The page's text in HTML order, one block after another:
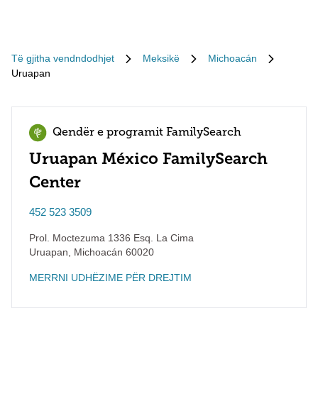
Të gjitha vendndodhjet Meksikë
Michoacán
Uruapan
Qendër e programit FamilySearch
Uruapan México FamilySearch
Center
452 523 3509
Prol. Moctezuma 1336 Esq. La Cima
Uruapan
Michoacán 60020
MERRNI UDHËZIME PËR DREJTIM